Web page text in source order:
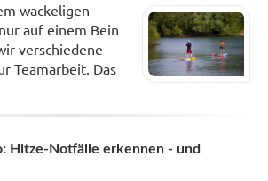
wackeligen
auf einem Bein
verschiedene
Teamarbeit. Das
Hitze-Notfälle erkennen - und